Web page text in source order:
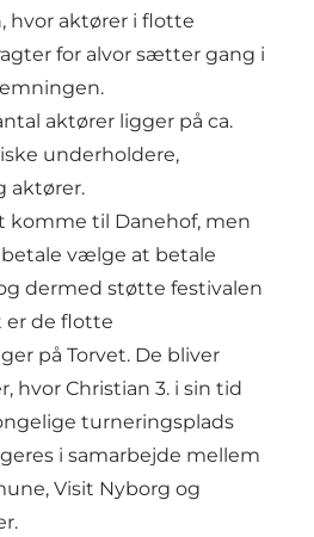
hvor aktører i flotte
for alvor sætter gang i
aktører ligger på ca.
underholdere,
aktører.
komme til Danehof, men
vælge at betale
dermed støtte festivalen
de flotte
på Torvet. De bliver
hvor Christian 3. i sin tid
turneringsplads
i samarbejde mellem
Visit Nyborg og